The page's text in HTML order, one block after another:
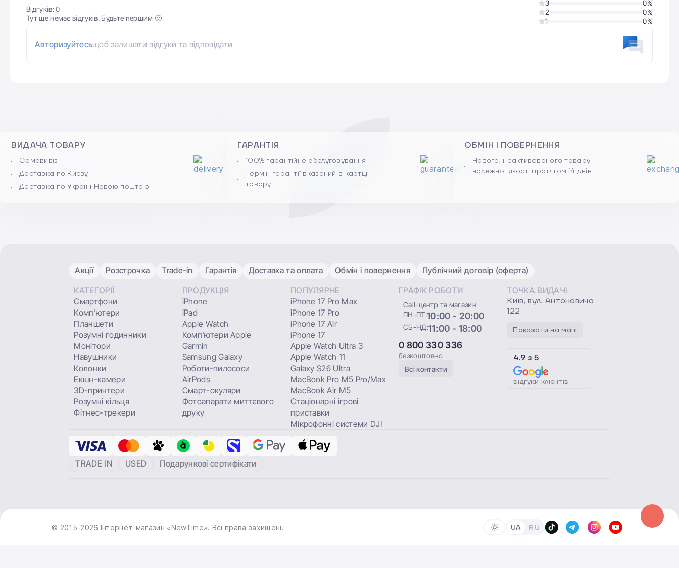
Відгуків:0
Тут ще немає відгуків. Будьте першим 🙂
3
0%
2
0%
1
0%
Авторизуйтесьщоб залишати відгуки та відповідати
ВИДАЧА ТОВАРУ
Самовивіз
Доставка по Києву
Доставка по Україні Новою поштою
ГАРАНТІЯ
100% гарантійне обслуговування
Термін гарантії вказаний в картці
товару
ОБМІН І ПОВЕРНЕННЯ
Нового, неактивованого товару
належної якості протягом 14 днів
Акції Розстрочка Trade-in Гарантія Доставка та оплата Обмін і повернення Публічний договір (оферта)
КАТЕГОРІЇ
Смартфони
Комп'ютери
Планшети
Розумні годинники
Монітори
Навушники
Колонки
Екшн-камери
3D-принтери
Розумні кільця
Фітнес-трекери
ПРОДУКЦІЯ
iPhone
iPad
Apple Watch
Комп'ютери Apple
Garmin
Samsung Galaxy
Роботи-пилососи
AirPods
Смарт-окуляри
Фотоапарати миттєвого
друку
ПОПУЛЯРНЕ
iPhone 17 Pro Max
iPhone 17 Pro
iPhone 17 Air
iPhone 17
Apple Watch Ultra 3
Apple Watch 11
Galaxy S26 Ultra
MacBook Pro M5 Pro/Max
MacBook Air M5
Стаціонарні ігрові
приставки
Мікрофонні системи DJI
ГРАФІК РОБОТИ
Сall-центр та магазин
ПН-ПТ:10:00 - 20:00
СБ-НД:11:00 - 18:00
0 800 330 336
безкоштовно
Всі контакти
ТОЧКА ВИДАЧІ
Київ, вул. Антоновича
122
Показати на мапі
4.9 з5
відгуки клієнтів
TRADE IN USED Подарункові сертифікати
© 2015-2026 Інтернет-магазин «NewTime». Всі права захищені. UA RU